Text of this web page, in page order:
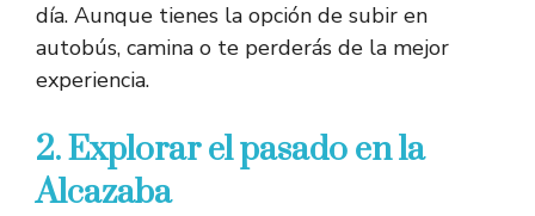
día. Aunque tienes la opción de subir en
autobús, camina o te perderás de la mejor
experiencia.
2. Explorar el pasado en la
Alcazaba